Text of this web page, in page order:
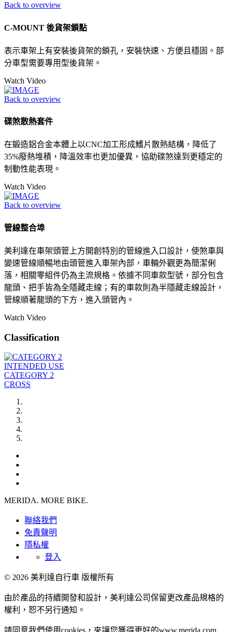
Back to overview
C-MOUNT 後貨架鎖點
表示車架上有安裝後貨架的鎖孔，安裝快速、方便且穩固。部
分車型需要專用型後貨架。
Watch Video
Back to overview
碟煞散熱套件
在鍛造鋁合金本體上以CNC加工形成鰭片散熱結構，降低了
35%廢熱堆積，降溫效率也更加優異，協助碟煞達到更穩定的
制動性能表現。
Watch Video
Back to overview
管線整合埠
美利達在車架頭管上方開創特別的管線進入口設計，使煞車與
變速管線順暢地由頭管進入車架內部，車輛外觀更為簡潔俐
落，相關零組件仍為主流規格。依據不同車款型號，部分包含
龍頭、把手皆為全隱藏走線；有的車款則為半隱藏走線設計，
管線順著龍頭的下方，進入頭管內。
Watch Video
Classification
INTENDED USE
CATEGORY 2
CROSS
MERIDA. MORE BIKE.
聯絡我們
免責聲明
隱私權
登入
© 2026 美利達自行車 版權所有
由於產品的持續開發和設計，美利達公司保留更改產品規格的
權利，恕不另行通知。